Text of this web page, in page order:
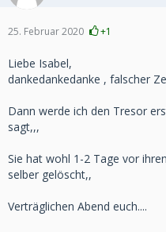
25. Februar 2020 +1
Liebe Isabel,
dankedankedanke , falscher
Dann werde ich den Tresor
sagt,,,
Sie hat wohl 1-2 Tage vor
selber gelöscht,,
Verträglichen Abend euch....